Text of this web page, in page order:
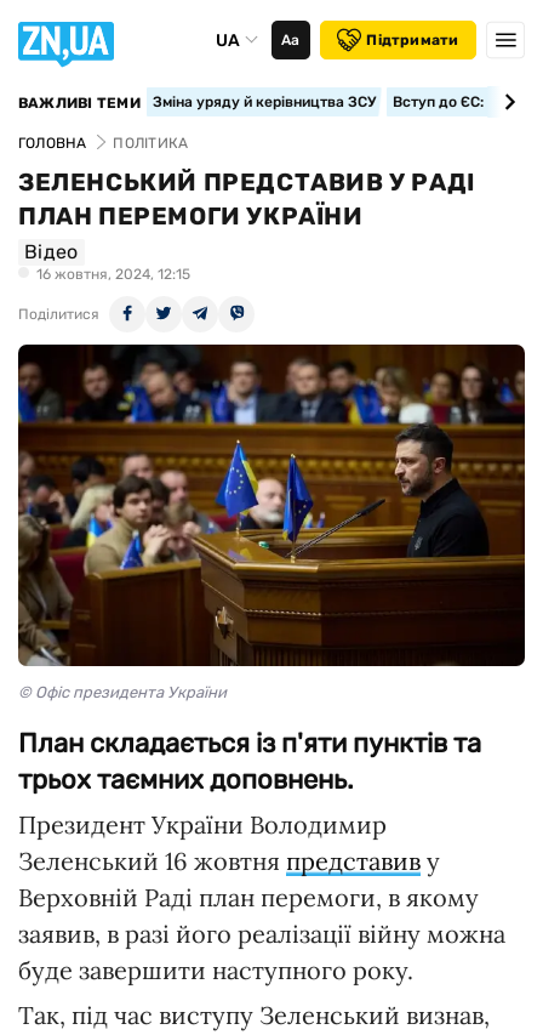
UA Аа Підтримати
ВАЖЛИВІ ТЕМИ Зміна уряду й керівництва ЗСУ Вступ до ЄС:
ГОЛОВНА ПОЛІТИКА
ЗЕЛЕНСЬКИЙ ПРЕДСТАВИВ У РАДІ
ПЛАН ПЕРЕМОГИ УКРАЇНИ
Відео
16 жовтня, 2024, 12:15
Поділитися
© Офіс президента України
План складається із п'яти пунктів та
трьох таємних доповнень.
Президент України Володимир
Зеленський 16 жовтня представив у
Верховній Раді план перемоги, в якому
заявив, в разі його реалізації війну можна
буде завершити наступного року.
Так, під час виступу Зеленський визнав,